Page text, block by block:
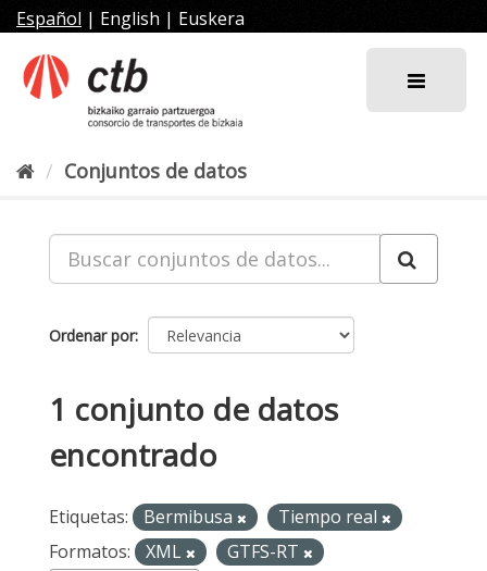
al
contenido
Español | English | Euskera
Conjuntos de datos
Ordenar por
1 conjunto de datos
encontrado
Etiquetas: Bermibusa
Tiempo real
Formatos:
XML GTFS-RT